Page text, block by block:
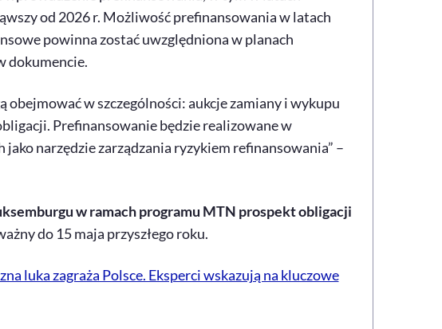
od 2026 r. Możliwość prefinansowania w latach
powinna zostać uwzględniona w planach
dokumencie.
w szczególności: aukcje zamiany i wykupu
Prefinansowanie będzie realizowane w
narzędzie zarządzania ryzykiem refinansowania” –
w ramach programu MTN prospekt obligacji
do 15 maja przyszłego roku.
luka zagraża Polsce. Eksperci wskazują na kluczowe